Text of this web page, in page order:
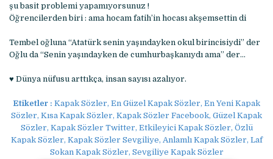
şu basit problemi yapamıyorsunuz !
Öğrencilerden biri : ama hocam fatih’in hocası akşemsettin di
Tembel oğluna “Atatürk senin yaşındayken okul birincisiydi” der
Oğlu da “Senin yaşındayken de cumhurbaşkanıydı ama” der…
♥ Dünya nüfusu arttıkça, insan sayısı azalıyor.
Etiketler : Kapak Sözler, En Güzel Kapak Sözler, En Yeni Kapak
Sözler, Kısa Kapak Sözler, Kapak Sözler Facebook, Güzel Kapak
Sözler, Kapak Sözler Twitter, Etkileyici Kapak Sözler, Özlü
Kapak Sözler, Kapak Sözler Sevgiliye, Anlamlı Kapak Sözler, Laf
Sokan Kapak Sözler, Sevgiliye Kapak Sözler